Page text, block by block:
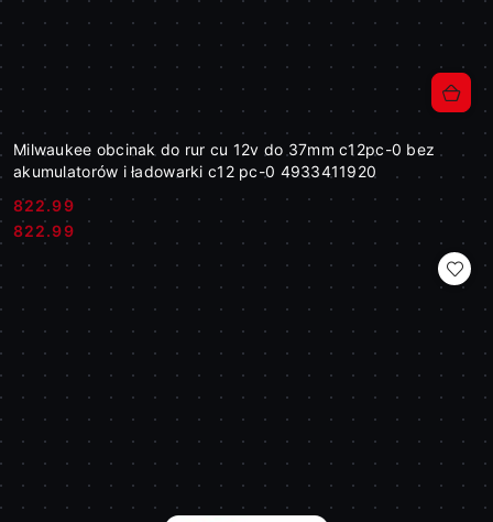
Milwaukee obcinak do rur cu 12v do 37mm c12pc-0 bez
akumulatorów i ładowarki c12 pc-0 4933411920
Cena:
822.99
Cena:
822.99